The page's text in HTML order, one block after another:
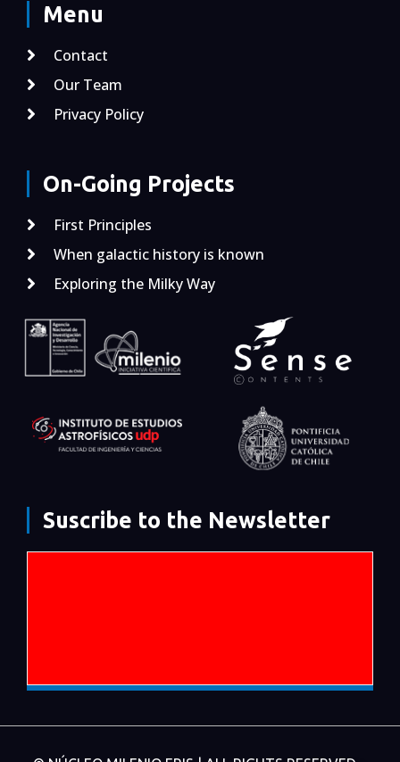
Menu
Contact
Our Team
Privacy Policy
On-Going Projects
First Principles
When galactic history is known
Exploring the Milky Way
Suscribe to the Newsletter